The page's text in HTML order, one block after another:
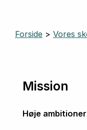
Forside > Vores
Mission
Høje